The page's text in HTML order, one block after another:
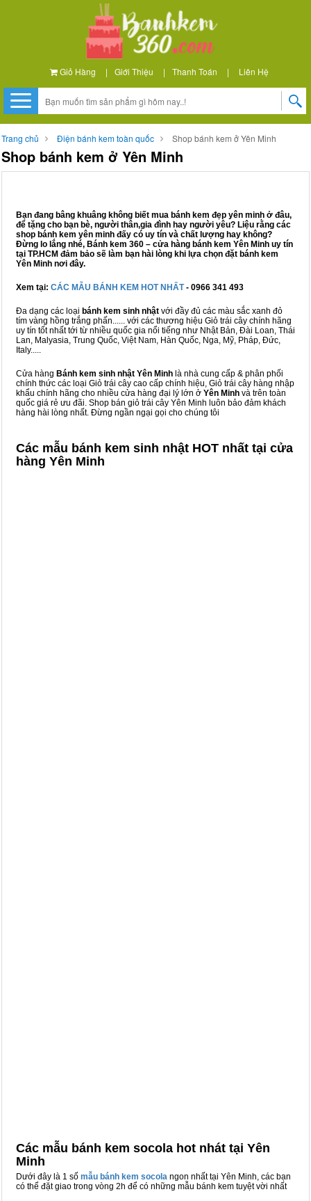
Giỏ Hàng | Giới Thiệu | Thanh Toán | Liên Hệ
Trang chủ Điện bánh kem toàn quốc Shop bánh kem ở Yên Minh
Shop bánh kem ở Yên Minh
Bạn đang bâng khuâng không biết mua bánh kem đẹp yên minh ở đâu,
để tặng cho bạn bè, người thân,gia đình hay người yêu? Liệu rằng các
shop bánh kem yên minh đấy có uy tín và chất lượng hay không?
Đừng lo lắng nhé, Bánh kem 360 – cửa hàng bánh kem Yên Minh uy tín
tại TP.HCM đảm bảo sẽ làm bạn hài lòng khi lựa chọn đặt bánh kem
Yên Minh nơi đây.
Xem tại: CÁC MẪU BÁNH KEM HOT NHẤT- 0966 341 493
Đa dạng các loại bánh kem sinh nhật với đầy đủ các màu sắc xanh đỏ
tím vàng hồng trắng phấn...... với các thương hiệu Giỏ trái cây chính hãng
uy tín tốt nhất tới từ nhiều quốc gia nổi tiếng như Nhật Bản, Đài Loan, Thái
Lan, Malyasia, Trung Quốc, Việt Nam, Hàn Quốc, Nga, Mỹ, Pháp, Đức,
Italy.....
Cửa hàng Bánh kem sinh nhật Yên Minh là nhà cung cấp & phân phối
chính thức các loại Giỏ trái cây cao cấp chính hiệu, Giỏ trái cây hàng nhập
khẩu chính hãng cho nhiều cửa hàng đại lý lớn ở Yên Minh và trên toàn
quốc giá rẻ ưu đãi. Shop bán giỏ trái cây Yên Minh luôn bảo đảm khách
hàng hài lòng nhất. Đừng ngần ngại gọi cho chúng tôi
Các mẫu bánh kem sinh nhật HOT nhất tại cửa
hàng Yên Minh
Các mẫu bánh kem socola hot nhát tại Yên
Minh
Dưới đây là 1 số mẫu bánh kem socola ngon nhất tại Yên Minh, các bạn
có thể đặt giao trong vòng 2h để có những mẫu bánh kem tuyệt vời nhất